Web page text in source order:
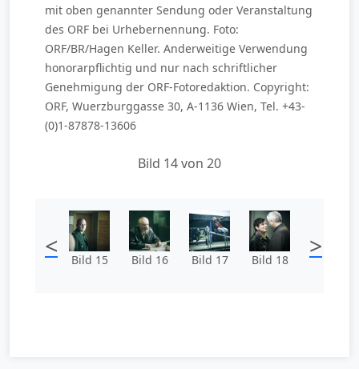
mit oben genannter Sendung oder Veranstaltung
des ORF bei Urhebernennung. Foto:
ORF/BR/Hagen Keller. Anderweitige Verwendung
honorarpflichtig und nur nach schriftlicher
Genehmigung der ORF-Fotoredaktion. Copyright:
ORF, Wuerzburggasse 30, A-1136 Wien, Tel. +43-
(0)1-87878-13606
Bild 14 von 20
< Bild 15 Bild 16 Bild 17 Bild 18 >